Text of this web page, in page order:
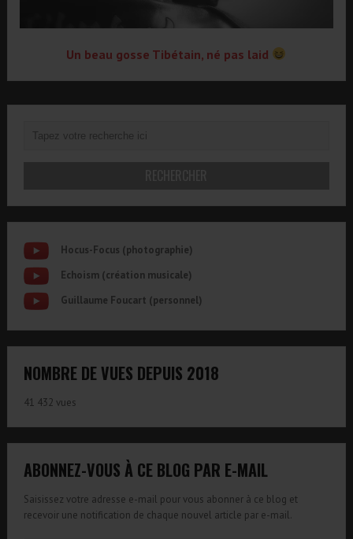
Un beau gosse Tibétain, né pas laid
Hocus-Focus (photographie)
Echoism (création musicale)
Guillaume Foucart (personnel)
NOMBRE DE VUES DEPUIS 2018
41 432 vues
ABONNEZ-VOUS À CE BLOG PAR E-MAIL
Saisissez votre adresse e-mail pour vous abonner à ce blog et
recevoir une notification de chaque nouvel article par e-mail.